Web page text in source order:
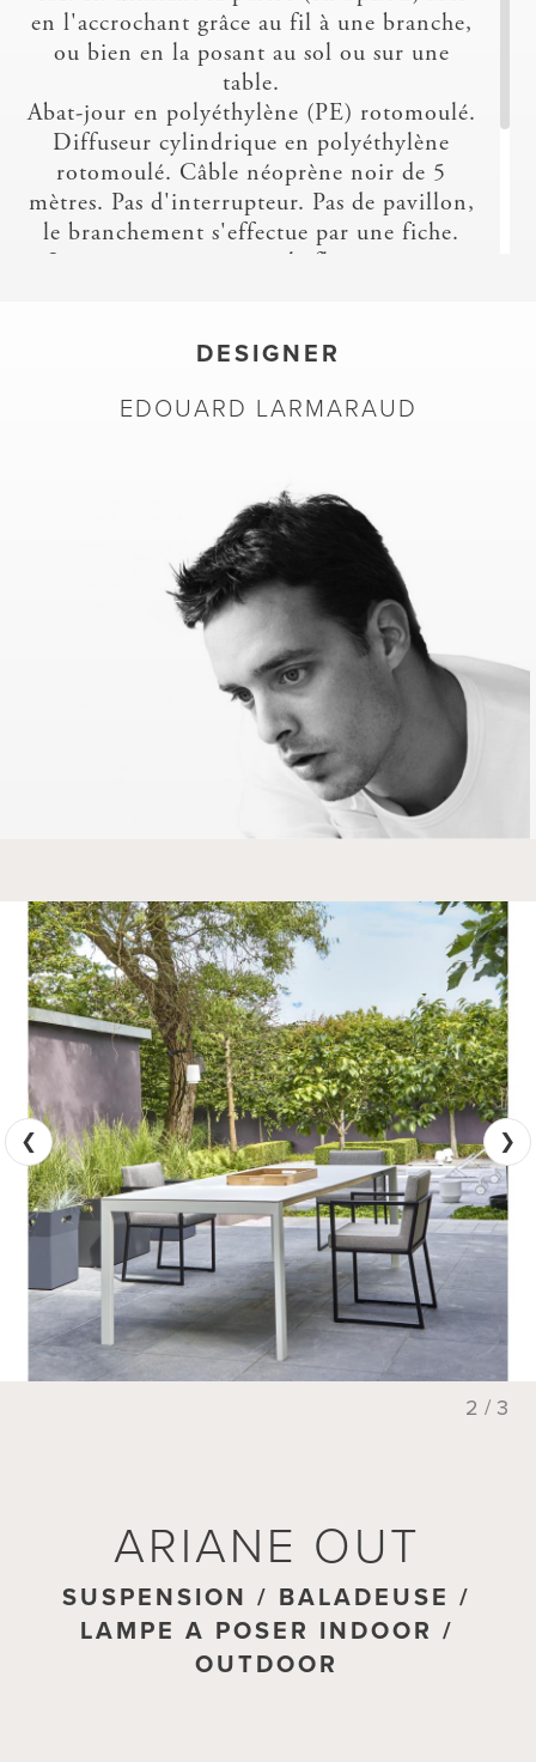
en l'accrochant grâce au fil à une branche,
ou bien en la posant au sol ou sur une
table.
Abat-jour en polyéthylène (PE) rotomoulé.
Diffuseur cylindrique en polyéthylène
rotomoulé. Câble néoprène noir de 5
mètres. Pas d'interrupteur. Pas de pavillon,
le branchement s'effectue par une fiche.
Livrée avec une ampoule fluocompacte
protection IP65).
phosphatation. Finition laquée (PU)
DESIGNER
EDOUARD LARMARAUD
2 / 3
ARIANE OUT
SUSPENSION / BALADEUSE /
LAMPE A POSER INDOOR /
OUTDOOR
ARIANE OUT
PATERE MURALE